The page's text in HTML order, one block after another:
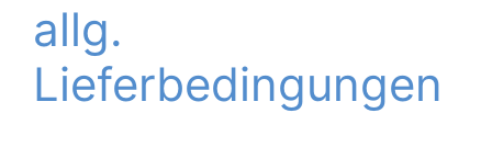
allg.
Lieferbedingungen